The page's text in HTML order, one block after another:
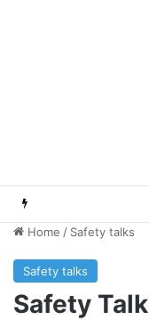
Home / Safety talks
Safety talks
Safety